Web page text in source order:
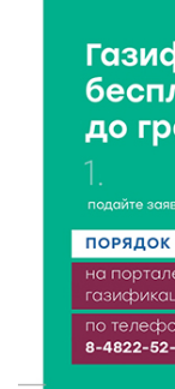
тонкости
9 Авг 2026
От проекта к
9 Авг 2026
Бологовские
в парке
9 Авг 2026